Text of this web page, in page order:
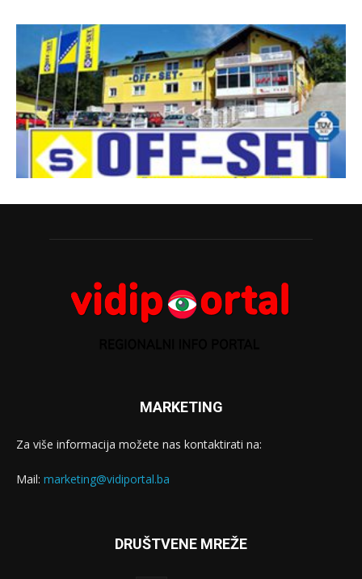
MARKETING
Za više informacija možete nas kontaktirati na:
Mail: marketing@vidiportal.ba
DRUŠTVENE MREŽE